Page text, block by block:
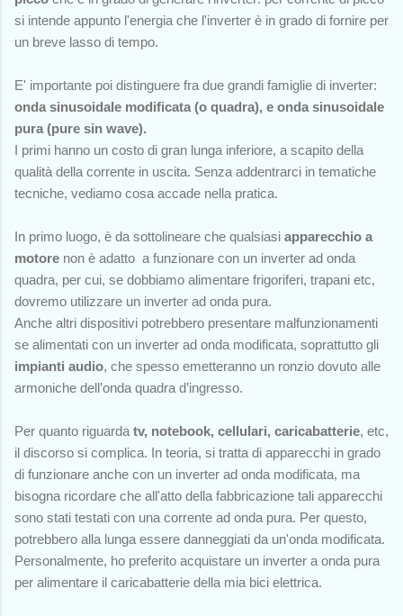
si intende appunto l'energia che l'inverter è in grado di fornire per
un breve lasso di tempo.
E' importante poi distinguere fra due grandi famiglie di inverter:
onda sinusoidale modificata (o quadra), e onda sinusoidale
pura (pure sin wave).
I primi hanno un costo di gran lunga inferiore, a scapito della
qualità della corrente in uscita. Senza addentrarci in tematiche
tecniche, vediamo cosa accade nella pratica.
In primo luogo, è da sottolineare che qualsiasi apparecchio a
motore non è adatto a funzionare con un inverter ad onda
quadra, per cui, se dobbiamo alimentare frigoriferi, trapani etc,
dovremo utilizzare un inverter ad onda pura.
Anche altri dispositivi potrebbero presentare malfunzionamenti
se alimentati con un inverter ad onda modificata, soprattutto gli
impianti audio, che spesso emetteranno un ronzio dovuto alle
armoniche dell’onda quadra d’ingresso.
Per quanto riguarda tv, notebook, cellulari, caricabatterie, etc,
il discorso si complica. In teoria, si tratta di apparecchi in grado
di funzionare anche con un inverter ad onda modificata, ma
bisogna ricordare che all'atto della fabbricazione tali apparecchi
sono stati testati con una corrente ad onda pura. Per questo,
potrebbero alla lunga essere danneggiati da un'onda modificata.
Personalmente, ho preferito acquistare un inverter a onda pura
per alimentare il caricabatterie della mia bici elettrica.